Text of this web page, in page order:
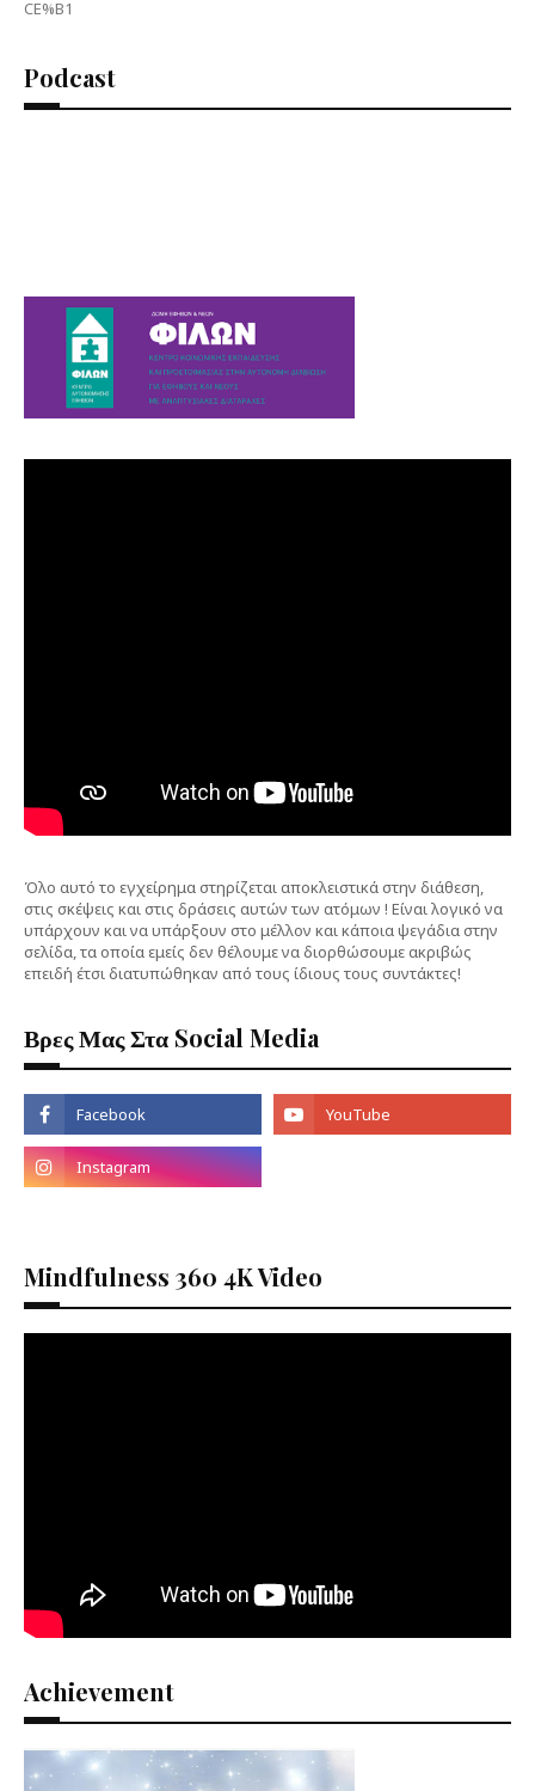
CE%B1
Podcast
Όλο αυτό το εγχείρημα στηρίζεται αποκλειστικά στην διάθεση,
στις σκέψεις και στις δράσεις αυτών των ατόμων ! Είναι λογικό να
υπάρχουν και να υπάρξουν στο μέλλον και κάποια ψεγάδια στην
σελίδα, τα οποία εμείς δεν θέλουμε να διορθώσουμε ακριβώς
επειδή έτσι διατυπώθηκαν από τους ίδιους τους συντάκτες!
Βρες Μας Στα Social Media
Mindfulness 360 4K Video
Achievement